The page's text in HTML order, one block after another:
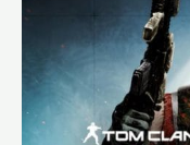
Clancy's
Ghost
Recon:
Breakpoint
antal